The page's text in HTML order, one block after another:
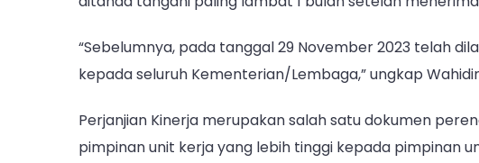
“Sebelumnya, pada tanggal 29 November 2023 telah
kepada seluruh Kementerian/Lembaga,” ungkap
Perjanjian Kinerja merupakan salah satu dokumen
pimpinan unit kerja yang lebih tinggi kepada pimpinan